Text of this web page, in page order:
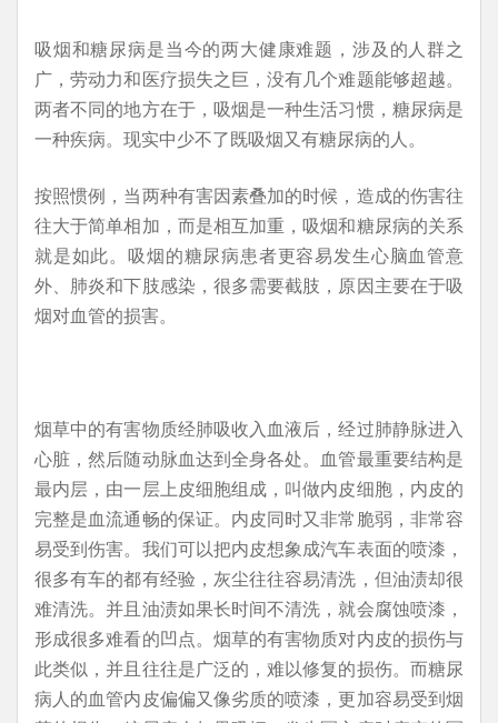
吸烟和糖尿病是当今的两大健康难题，涉及的人群之
广，劳动力和医疗损失之巨，没有几个难题能够超越。
两者不同的地方在于，吸烟是一种生活习惯，糖尿病是
一种疾病。现实中少不了既吸烟又有糖尿病的人。
按照惯例，当两种有害因素叠加的时候，造成的伤害往
往大于简单相加，而是相互加重，吸烟和糖尿病的关系
就是如此。吸烟的糖尿病患者更容易发生心脑血管意
外、肺炎和下肢感染，很多需要截肢，原因主要在于吸
烟对血管的损害。
烟草中的有害物质经肺吸收入血液后，经过肺静脉进入
心脏，然后随动脉血达到全身各处。血管最重要结构是
最内层，由一层上皮细胞组成，叫做内皮细胞，内皮的
完整是血流通畅的保证。内皮同时又非常脆弱，非常容
易受到伤害。我们可以把内皮想象成汽车表面的喷漆，
很多有车的都有经验，灰尘往往容易清洗，但油渍却很
难清洗。并且油渍如果长时间不清洗，就会腐蚀喷漆，
形成很多难看的凹点。烟草的有害物质对内皮的损伤与
此类似，并且往往是广泛的，难以修复的损伤。而糖尿
病人的血管内皮偏偏又像劣质的喷漆，更加容易受到烟